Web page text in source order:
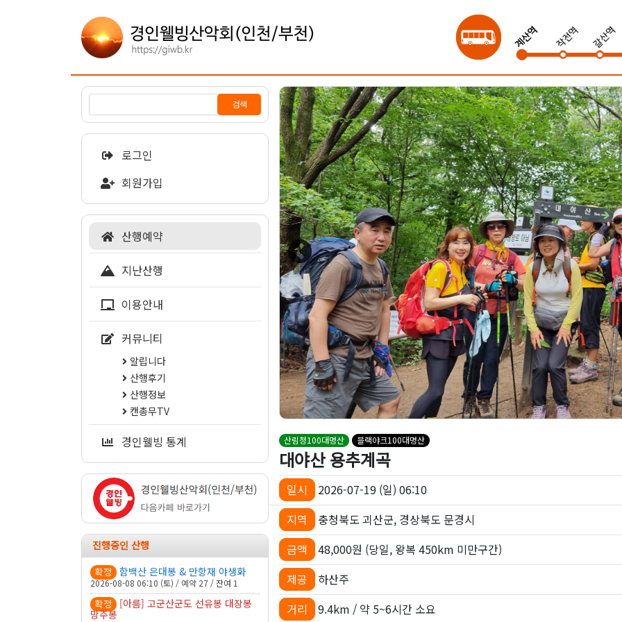
검색
로그인
회원가입
산행예약
지난산행
이용안내
커뮤니티
알립니다
산행후기
산행정보
캔총무TV
경인웰빙 통계
진행중인 산행
확정 함백산 은대봉 & 만항재 야생화
2026-08-08 06:10 (토) / 예약 27 / 잔여 1
확정
[아름] 고군산군도 선유봉 대장봉
망주봉
산림청100대명산 블랙야크100대명산
대야산 용추계곡
일시
2026-07-19 (일) 06:10
지역
충청북도 괴산군, 경상북도 문경시
금액
48,000원 (당일, 왕복 450km 미만구간)
제공
하산주
거리
9.4km / 약 5~6시간 소요